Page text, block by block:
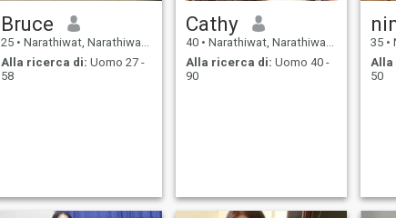
Bruce
25 • Narathiwat, Narathiwat, Thailandia
Alla ricerca di: Uomo 27 -
58
Cathy
40 • Narathiwat, Narathiwat, Thailandia
Alla ricerca di: Uomo 40 -
90
35 •
Alla
50